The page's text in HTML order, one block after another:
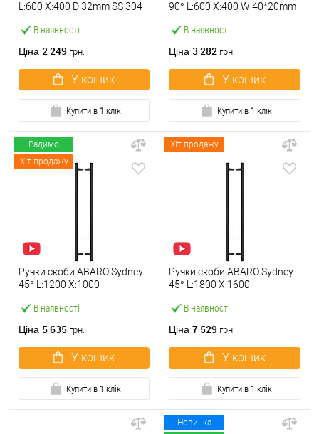
В наявності
L:600 X:400 D:32mm SS 304
Ціна 2 249 грн.
У кошик
Купити в 1 клік
В наявності
90° L:600 X:400 W:40*20mm
(комплект)
Ціна 3 282 грн.
У кошик
Купити в 1 клік
Радимо
Хіт продажу
В наявності
Ручки скоби ABARO Sydney
45° L:1200 X:1000
RAL 9005 (комплект)
Ціна 5 635 грн.
У кошик
Купити в 1 клік
Хіт продажу
В наявності
Ручки скоби ABARO Sydney
45° L:1800 X:1600
RAL 9005 (комплект)
Ціна 7 529 грн.
У кошик
Купити в 1 клік
Новинка